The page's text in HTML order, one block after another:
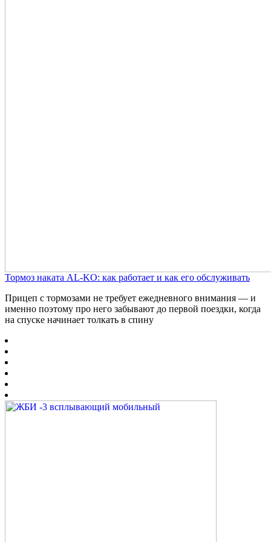
Тормоз наката AL-KO: как работает и как его обслуживать
Прицеп с тормозами не требует ежедневного внимания — и
именно поэтому про него забывают до первой поездки, когда
на спуске начинает толкать в спину